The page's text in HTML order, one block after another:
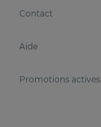
Contact
Aide
Promotions actives